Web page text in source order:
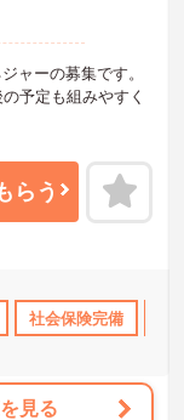
退職金制度あり
ャーの募集です。
予定も組みやすく
らに詳細をお話し
らう
社会保険完備
見る